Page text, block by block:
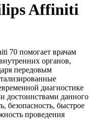
Affiniti
70 помогает врачам
органов,
передовым
диагностике
достоинствами данного
безопасность, быстрое
проведения